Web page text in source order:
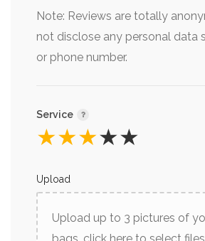
Note: Reviews are totally
not disclose any personal data
or phone number.
Service
★
★
★
★
★
Upload
Upload up to 3 pictures of